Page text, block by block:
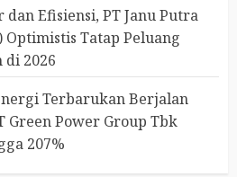
Efisiensi, PT Janu Putra
Optimistis Tatap Peluang
2026
Terbarukan Berjalan
Green Power Group Tbk
207%